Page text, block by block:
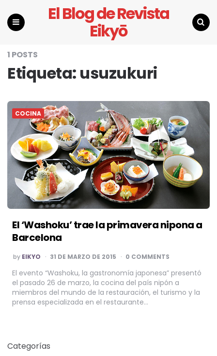
El Blog de Revista
Eikyō
1 POSTS
Etiqueta: usuzukuri
COCINA
El ‘Washoku’ trae la primavera nipona a
Barcelona
POSTED
BY
by EIKYO 31 DE MARZO DE 2015 0 COMMENTS
El evento “Washoku, la gastronomía japonesa” presentó
el pasado 26 de marzo, la cocina del país nipón a
miembros del mundo de la restauración, el turismo y la
prensa especializada en el restaurante…
Categorías